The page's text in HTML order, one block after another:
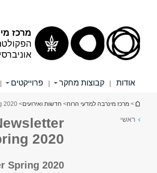
מרכז
אודות | קבוצות מחקר | פרוייקטים |
הינך נמצא כאן
> מרכז מינרבה למדעי הרוח> חדשות ואירועים> Minerva Humanities Center Newsletter Spring 2020
ראשי
2020
Spring 2020